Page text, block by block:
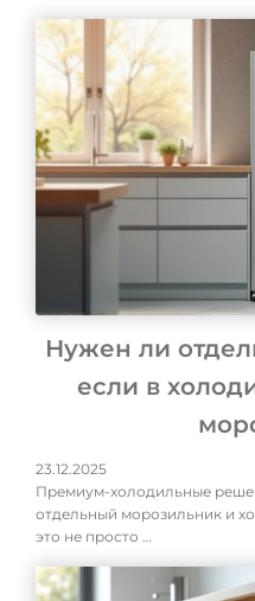
Нужен ли
если в
23.12.2025
Премиум-холодильные
отдельный морозильник и
это не просто …